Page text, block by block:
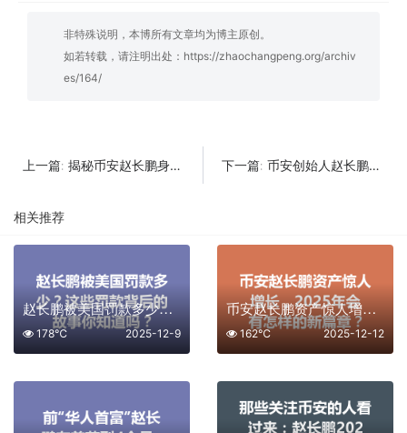
非特殊说明，本博所有文章均为博主原创。
如若转载，请注明出处： https://zhaochangpeng.org/archiv
es/164/
上一篇: 揭秘币安赵长鹏身价背后的秘密，普通人也能从中获益吗？ 下一篇: 币安创始人赵长鹏的背后故事，你了解多少？
相关推荐
赵长鹏被美国罚款多少？这些罚款背后的故事你知道吗？
2025-12-9
178℃
币安赵长鹏资产惊人增长，2025年会有怎样的新篇章？
2025-12-12
162℃